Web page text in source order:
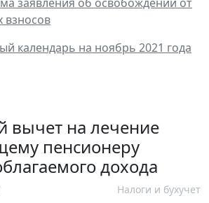
взносов
календарь на ноябрь 2021 года
вычет на лечение
пенсионеру
дохода
Налоги и бухучет